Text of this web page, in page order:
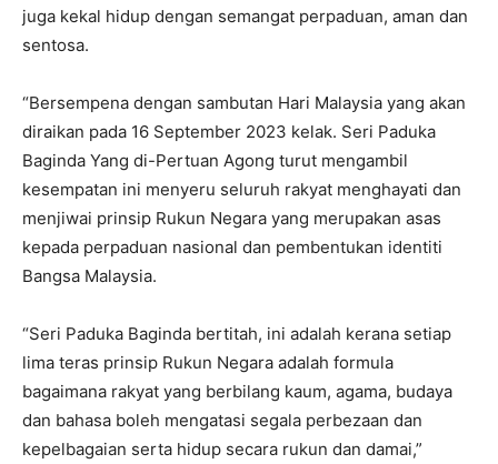
juga kekal hidup dengan semangat perpaduan, aman dan
sentosa.
“Bersempena dengan sambutan Hari Malaysia yang akan
diraikan pada 16 September 2023 kelak. Seri Paduka
Baginda Yang di-Pertuan Agong turut mengambil
kesempatan ini menyeru seluruh rakyat menghayati dan
menjiwai prinsip Rukun Negara yang merupakan asas
kepada perpaduan nasional dan pembentukan identiti
Bangsa Malaysia.
“Seri Paduka Baginda bertitah, ini adalah kerana setiap
lima teras prinsip Rukun Negara adalah formula
bagaimana rakyat yang berbilang kaum, agama, budaya
dan bahasa boleh mengatasi segala perbezaan dan
kepelbagaian serta hidup secara rukun dan damai,”